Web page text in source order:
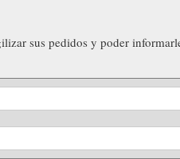
sus pedidos y poder